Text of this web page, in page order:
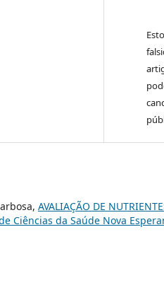
AVALIAÇÃO DE
Ciências da Saúde Nova